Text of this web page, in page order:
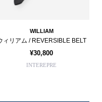
WILLIAM
ィリアム / REVERSIBLE BELT
¥30,800
INTEREPRE